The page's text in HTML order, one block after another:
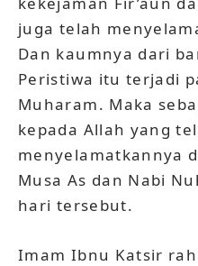
juga telah
Dan kaumnya dari
Peristiwa itu terjadi
Muharam. Maka
kepada Allah yang
menyelamatkannya
Musa As dan Nabi
hari tersebut.
Imam Ibnu Katsir